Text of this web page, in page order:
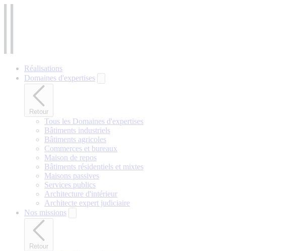
Réalisations
Domaines d'expertises
Retour
Tous les Domaines d'expertises
Bâtiments industriels
Bâtiments agricoles
Commerces et bureaux
Maison de repos
Bâtiments résidentiels et mixtes
Maisons passives
Services publics
Architecture d'intérieur
Architecte expert judiciaire
Nos missions
Retour